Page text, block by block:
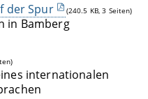
der Spur
(240.5 KB, 3 Seiten)
in Bamberg
internationalen